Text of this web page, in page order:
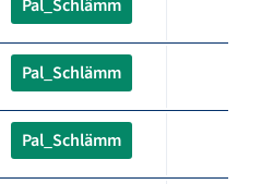
Pal_Schlämm
Pal_Schlämm
Pal_Schlämm